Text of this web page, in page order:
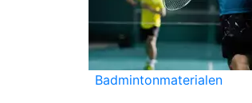
Badmintonmaterialen